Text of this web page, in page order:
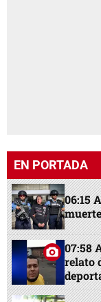
EN PORTADA
06:15
07:58
relato